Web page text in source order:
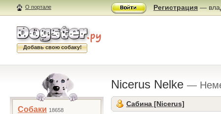
О портале Регистрация —
Добавь свою собаку!
Собаки 18658
Nicerus Nelke —
Сабина [Nicerus]